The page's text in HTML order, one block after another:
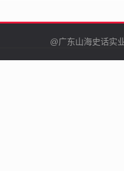
@广东山海史话实